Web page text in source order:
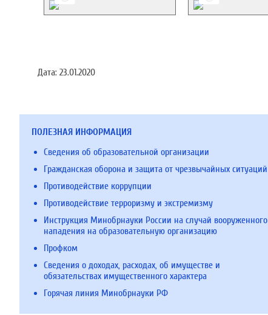
Дата: 23.01.2020
ПОЛЕЗНАЯ ИНФОРМАЦИЯ
Сведения об образовательной организации
Гражданская оборона и защита от чрезвычайных ситуаций
Противодействие коррупции
Противодействие терроризму и экстремизму
Инструкция Минобрнауки России на случай вооруженного
нападения на образовательную организацию
Профком
Сведения о доходах, расходах, об имуществе и
обязательствах имущественного характера
Горячая линия Минобрнауки РФ